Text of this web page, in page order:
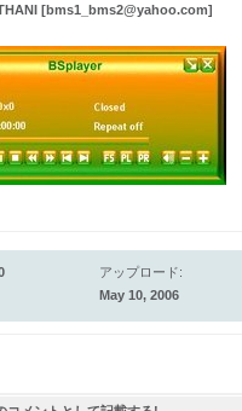
[bms1_bms2@yahoo.com]
アップロード:
May 10, 2006